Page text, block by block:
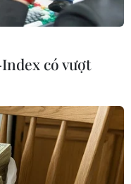
nhất trí về
lập
đại diện tại cuộc
có đại diện từ hai
của Ukraine, đều
có vượt